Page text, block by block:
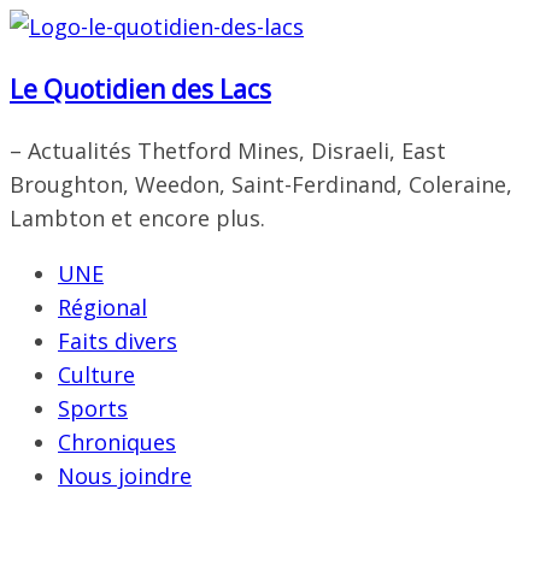
Passer
contenu
Le Quotidien des Lacs
– Actualités Thetford Mines, Disraeli, East
Broughton, Weedon, Saint-Ferdinand, Coleraine,
Lambton et encore plus.
UNE
Régional
Faits divers
Culture
Sports
Chroniques
Nous joindre